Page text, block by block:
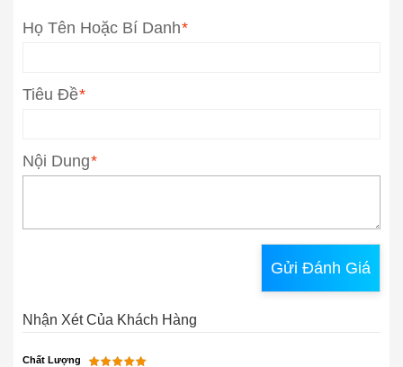
*
Họ Tên Hoặc Bí Danh
*
Tiêu Đề
*
Nội Dung
Gửi Đánh Giá
Nhận Xét Của Khách Hàng
Chất Lượng